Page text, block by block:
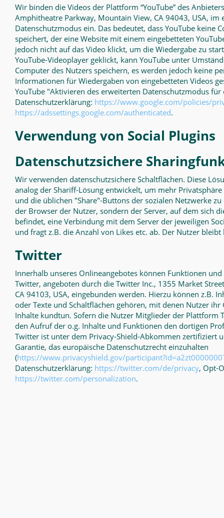
Wir binden die Videos der Plattform “YouTube” des
Amphitheatre Parkway, Mountain View, CA 94043, USA, im
Datenschutzmodus ein. Das bedeutet, dass YouTube keine
speichert, der eine Website mit einem eingebetteten
jedoch nicht auf das Video klickt, um die Wiedergabe zu
YouTube-Videoplayer geklickt, kann YouTube unter
Computer des Nutzers speichern, es werden jedoch keine
Informationen für Wiedergaben von eingebetteten Videos
YouTube "Aktivieren des erweiterten Datenschutzmodus für
Datenschutzerklärung: https://www.google.com/policies/
https://adssettings.google.com/authenticated.
Verwendung von Social Plugins
Datenschutzsichere
Wir verwenden datenschutzsichere Schaltflächen. Diese
analog der Shariff-Lösung entwickelt, um mehr
und die üblichen "Share"-Buttons der sozialen Netzwerke
der Browser der Nutzer, sondern der Server, auf dem sich
befindet, eine Verbindung mit dem Server der jeweiligen
und fragt z.B. die Anzahl von Likes etc. ab. Der Nutzer
Twitter
Innerhalb unseres Onlineangebotes können Funktionen
Twitter, angeboten durch die Twitter Inc., 1355 Market
CA 94103, USA, eingebunden werden. Hierzu können z.B.
oder Texte und Schaltflächen gehören, mit denen Nutzer
Inhalte kundtun. Sofern die Nutzer Mitglieder der Plattform
den Aufruf der o.g. Inhalte und Funktionen den dortigen
Twitter ist unter dem Privacy-Shield-Abkommen zertifiziert
Garantie, das europäische Datenschutzrecht einzuhalten
(https://www.privacyshield.gov/
Datenschutzerklärung: https://twitter.com/de/privacy, Opt-
https://twitter.com/personalization.